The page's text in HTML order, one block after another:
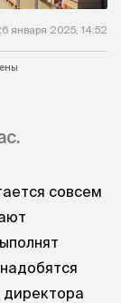
января 2025, 14:52
совсем
директора